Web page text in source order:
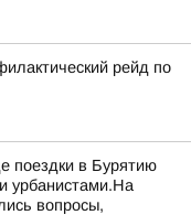
рейд по
поездки в Бурятию
урбанистами.На
вопросы,